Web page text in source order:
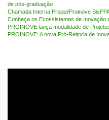
de pós-graduação
Chamada Interna Proppi/Proinove
Conheça os Ecossistemas de Inovação
PROINOVE lança modalidade de
PROINOVE: A nova Pró-Reitoria de